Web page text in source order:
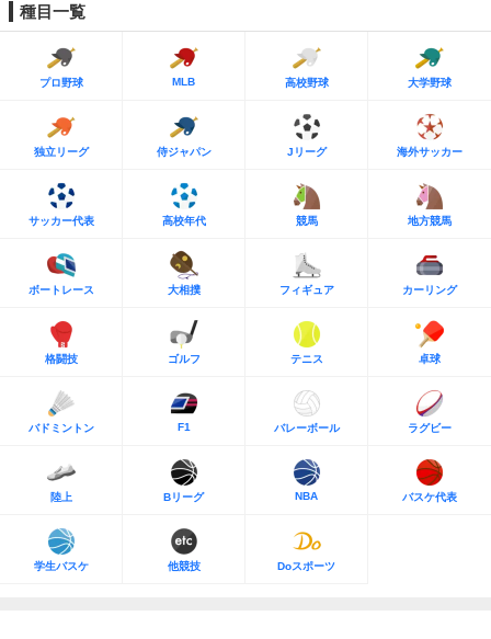
種目一覧
プロ野球 MLB 高校野球 大学野球
独立リーグ 侍ジャパン Jリーグ 海外サッカー
サッカー代表 高校年代 競馬 地方競馬
ボートレース 大相撲 フィギュア カーリング
格闘技 ゴルフ テニス 卓球
バドミントン F1 バレーボール ラグビー
陸上 Bリーグ NBA バスケ代表
学生バスケ 他競技 Doスポーツ